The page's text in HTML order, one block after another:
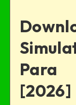
Para
[2026]